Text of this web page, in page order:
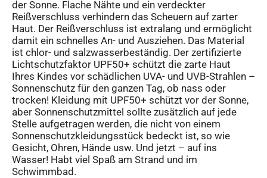
der Sonne. Flache Nähte und ein verdeckter
Reißverschluss verhindern das Scheuern auf zarter
Haut. Der Reißverschluss ist extralang und ermöglicht
damit ein schnelles An- und Ausziehen. Das Material
ist chlor- und salzwasserbeständig. Der zertifizierte
Lichtschutzfaktor UPF50+ schützt die zarte Haut
Ihres Kindes vor schädlichen UVA- und UVB-Strahlen –
Sonnenschutz für den ganzen Tag, ob nass oder
trocken! Kleidung mit UPF50+ schützt vor der Sonne,
aber Sonnenschutzmittel sollte zusätzlich auf jede
Stelle aufgetragen werden, die nicht von einem
Sonnenschutzkleidungsstück bedeckt ist, so wie
Gesicht, Ohren, Hände usw. Und jetzt – auf ins
Wasser! Habt viel Spaß am Strand und im
Schwimmbad.